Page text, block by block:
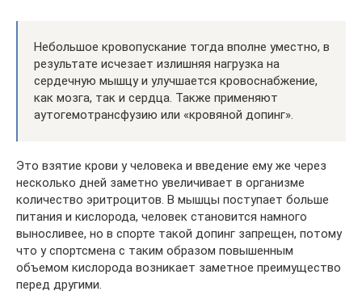
Небольшое кровопускание тогда вполне уместно, в
результате исчезает излишняя нагрузка на
сердечную мышцу и улучшается кровоснабжение,
как мозга, так и сердца. Также применяют
аутогемотрансфузию или «кровяной допинг».
Это взятие крови у человека и введение ему же через
несколько дней заметно увеличивает в организме
количество эритроцитов. В мышцы поступает больше
питания и кислорода, человек становится намного
выносливее, но в спорте такой допинг запрещен, потому
что у спортсмена с таким образом повышенным
объемом кислорода возникает заметное преимущество
перед другими.